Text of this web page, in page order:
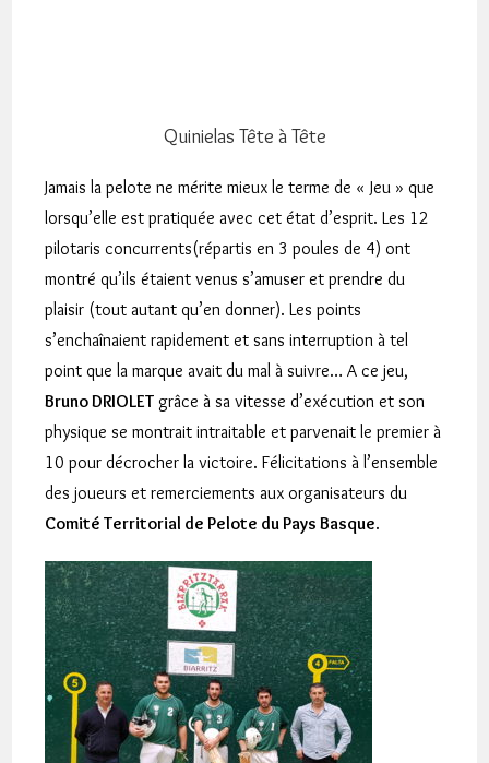
Quinielas Tête à Tête
Jamais la pelote ne mérite mieux le terme de « Jeu » que
lorsqu’elle est pratiquée avec cet état d’esprit. Les 12
pilotaris concurrents(répartis en 3 poules de 4) ont
montré qu’ils étaient venus s’amuser et prendre du
plaisir (tout autant qu’en donner). Les points
s’enchaînaient rapidement et sans interruption à tel
point que la marque avait du mal à suivre… A ce jeu,
Bruno DRIOLET grâce à sa vitesse d’exécution et son
physique se montrait intraitable et parvenait le premier à
10 pour décrocher la victoire. Félicitations à l’ensemble
des joueurs et remerciements aux organisateurs du
Comité Territorial de Pelote du Pays Basque.